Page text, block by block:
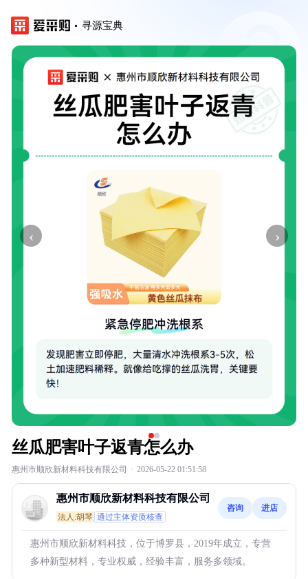
寻源宝典
‹ ›
丝瓜肥害叶子返青怎么办
惠州市顺欣新材料科技有限公司 · 2026-05-22 01:51:58
惠州市顺欣新材料科技有限公司
法人:胡琴 通过主体资质核查
咨询 进店
惠州市顺欣新材料科技，位于博罗县，2019年成立，专营
多种新型材料，专业权威，经验丰富，服务多领域。